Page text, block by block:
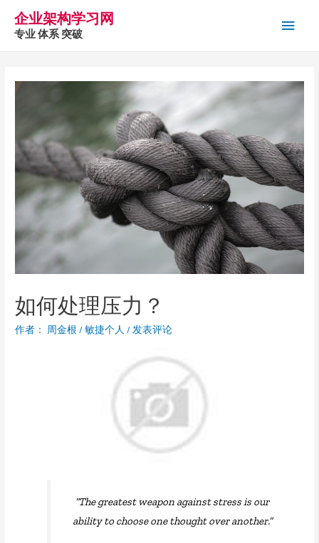
企业架构学习网
专业 体系 突破
主
单
如何处理压力？
作者： 周金根 /敏捷个人 /发表评论
“The greatest weapon against stress is our
ability to choose one thought over another.”